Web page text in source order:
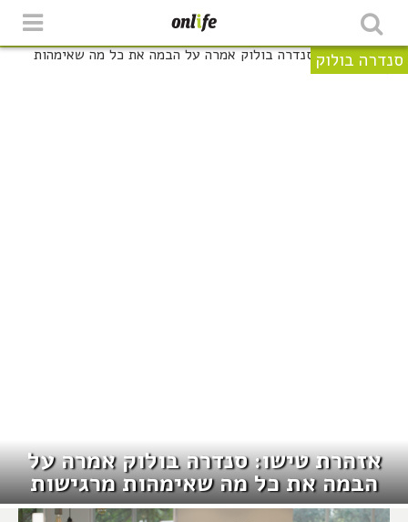
סנדרה בולוק
אזהרת טישו: סנדרה בולוק אמרה על
הבמה את כל מה שאימהות מרגישות